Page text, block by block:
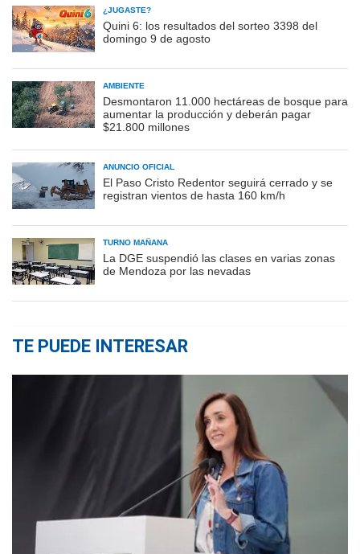
¿JUGASTE?
Quini 6: los resultados del sorteo 3398 del
domingo 9 de agosto
AMBIENTE
Desmontaron 11.000 hectáreas de bosque para
aumentar la producción y deberán pagar
$21.800 millones
ANUNCIO OFICIAL
El Paso Cristo Redentor seguirá cerrado y se
registran vientos de hasta 160 km/h
TURNO MAÑANA
La DGE suspendió las clases en varias zonas
de Mendoza por las nevadas
TE PUEDE INTERESAR